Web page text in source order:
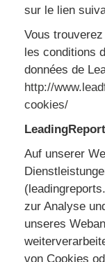
sur le lien
Vous
les conditions
données de
http://
cookies/
Auf unserer
zur Analyse
unseres
von Cookies